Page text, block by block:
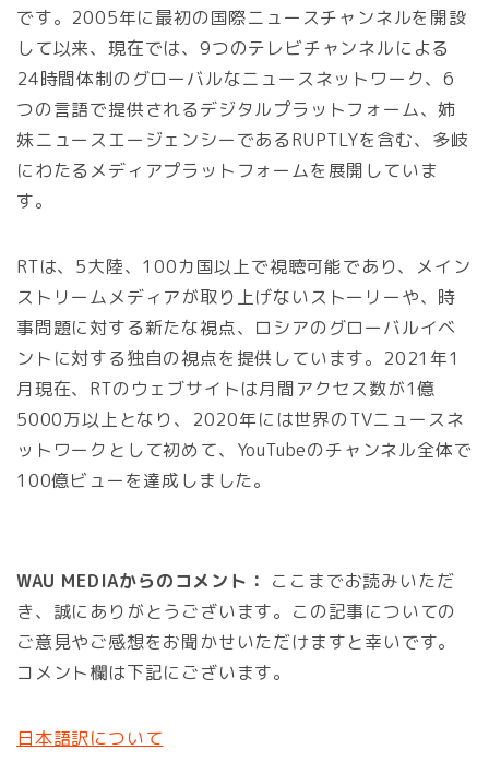
です。2005年に最初の国際ニュースチャンネルを開設
して以来、現在では、9つのテレビチャンネルによる
24時間体制のグローバルなニュースネットワーク、6
つの言語で提供されるデジタルプラットフォーム、姉
妹ニュースエージェンシーであるRUPTLYを含む、多岐
にわたるメディアプラットフォームを展開していま
す。
RTは、5大陸、100カ国以上で視聴可能であり、メイン
ストリームメディアが取り上げないストーリーや、時
事問題に対する新たな視点、ロシアのグローバルイベ
ントに対する独自の視点を提供しています。2021年1
月現在、RTのウェブサイトは月間アクセス数が1億
5000万以上となり、2020年には世界のTVニュースネ
ットワークとして初めて、YouTubeのチャンネル全体で
100億ビューを達成しました。
WAU MEDIAからのコメント： ここまでお読みいただ
き、誠にありがとうございます。この記事についての
ご意見やご感想をお聞かせいただけますと幸いです。
コメント欄は下記にございます。
日本語訳について